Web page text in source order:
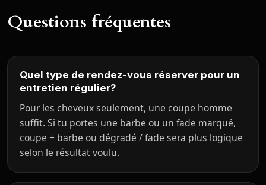
Questions fréquentes
Quel type de rendez-vous réserver pour un
entretien régulier?
Pour les cheveux seulement, une coupe homme
suffit. Si tu portes une barbe ou un fade marqué,
coupe + barbe ou dégradé / fade sera plus logique
selon le résultat voulu.